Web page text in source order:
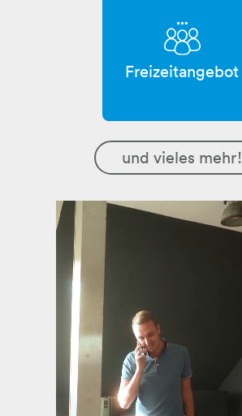
Freizeitangebot
und vieles mehr!